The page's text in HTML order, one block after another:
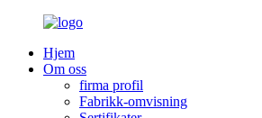
Hjem
Om oss
firma profil
Fabrikk-omvisning